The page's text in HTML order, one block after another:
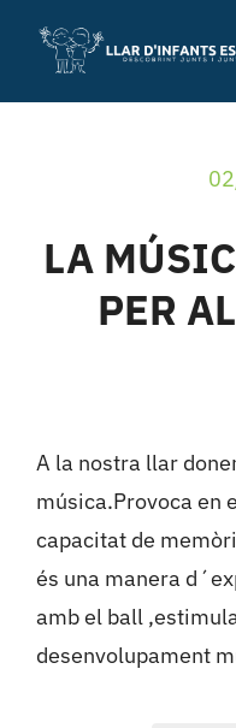
LA
PER
A la nostra llar
música.Provoca en
capacitat de
és una manera
amb el ball
desenvolupament